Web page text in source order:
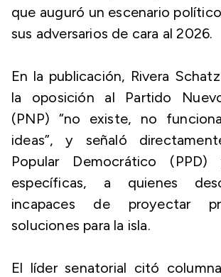
que auguró un escenario
sus adversarios de cara al 2026.
En la publicación, Rivera
la oposición al Partido
(PNP) “no existe, no
ideas”, y señaló
Popular Democrático
específicas, a quienes
incapaces de proyectar
soluciones para la isla.
El líder senatorial citó